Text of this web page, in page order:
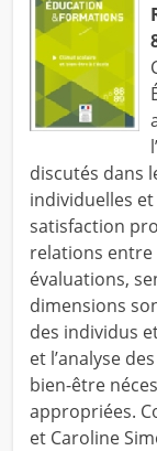
discutés dans
individuelles
satisfaction
relations entre
évaluations,
dimensions
des individus
et l’analyse
bien-être
appropriées.
et Caroline